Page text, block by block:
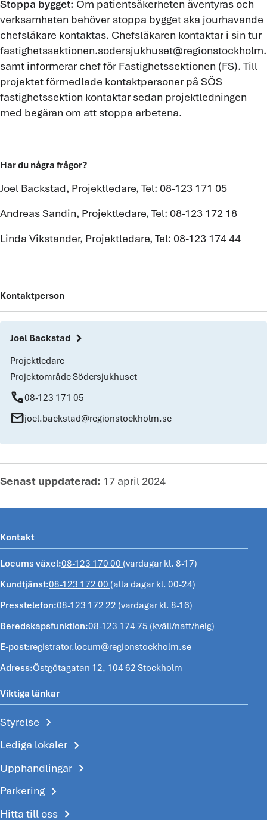
Stoppa bygget: Om patientsäkerheten äventyras och
verksamheten behöver stoppa bygget ska jourhavande
chefsläkare kontaktas. Chefsläkaren kontaktar i sin tur
samt informerar chef för Fastighetssektionen (FS). Till
projektet förmedlade kontaktpersoner på SÖS
fastighetssektion kontaktar sedan projektledningen
med begäran om att stoppa arbetena.
Har du några frågor?
Joel Backstad, Projektledare, Tel: 08-123 171 05
Andreas Sandin, Projektledare, Tel: 08-123 172 18
Linda Vikstander, Projektledare, Tel: 08-123 174 44
Kontaktperson
Joel Backstad chevron_right
Projektledare
Projektområde Södersjukhuset
phone08-123 171 05
mailjoel.backstad@regionstockholm.se
Senast uppdaterad: 17 april 2024
Kontakt
Locums växel:08-123 170 00 (vardagar kl. 8-17)
Kundtjänst:08-123 172 00 (alla dagar kl. 00-24)
Presstelefon:08-123 172 22 (vardagar kl. 8-16)
Beredskapsfunktion:08-123 174 75 (kväll/natt/helg)
E-post:registrator.locum@regionstockholm.se
Adress:Östgötagatan 12, 104 62 Stockholm
Viktiga länkar
Styrelse chevron_right
Lediga lokaler chevron_right
Upphandlingar chevron_right
Parkering chevron_right
Hitta till oss chevron_right